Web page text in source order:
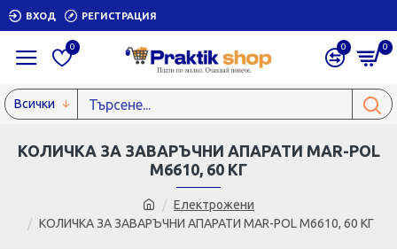
ВХОД РЕГИСТРАЦИЯ
0 0 0
Всички
Електрожени
КОЛИЧКА ЗА ЗАВАРЪЧНИ АПАРАТИ MAR-POL M6610, 60 КГ
КОЛИЧКА ЗА ЗАВАРЪЧНИ АПАРАТИ MAR-POL
M6610, 60 КГ